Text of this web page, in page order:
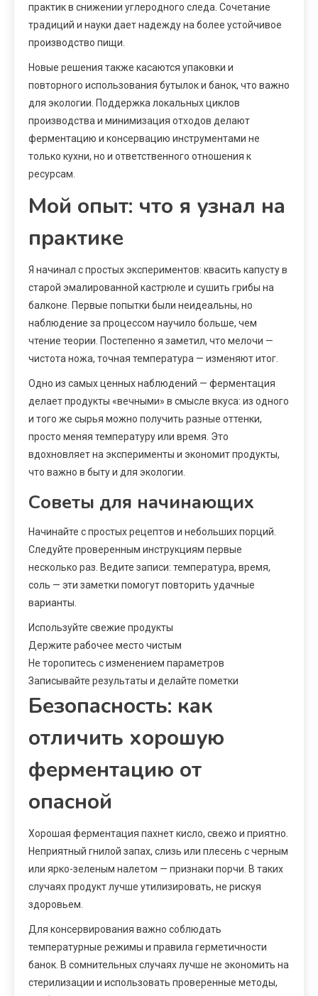
практик в снижении углеродного следа. Сочетание
традиций и науки дает надежду на более устойчивое
производство пищи.
Новые решения также касаются упаковки и
повторного использования бутылок и банок, что важно
для экологии. Поддержка локальных циклов
производства и минимизация отходов делают
ферментацию и консервацию инструментами не
только кухни, но и ответственного отношения к
ресурсам.
Мой опыт: что я узнал на
практике
Я начинал с простых экспериментов: квасить капусту в
старой эмалированной кастрюле и сушить грибы на
балконе. Первые попытки были неидеальны, но
наблюдение за процессом научило больше, чем
чтение теории. Постепенно я заметил, что мелочи —
чистота ножа, точная температура — изменяют итог.
Одно из самых ценных наблюдений — ферментация
делает продукты «вечными» в смысле вкуса: из одного
и того же сырья можно получить разные оттенки,
просто меняя температуру или время. Это
вдохновляет на эксперименты и экономит продукты,
что важно в быту и для экологии.
Советы для начинающих
Начинайте с простых рецептов и небольших порций.
Следуйте проверенным инструкциям первые
несколько раз. Ведите записи: температура, время,
соль — эти заметки помогут повторить удачные
варианты.
Используйте свежие продукты
Держите рабочее место чистым
Не торопитесь с изменением параметров
Записывайте результаты и делайте пометки
Безопасность: как
отличить хорошую
ферментацию от
опасной
Хорошая ферментация пахнет кисло, свежо и приятно.
Неприятный гнилой запах, слизь или плесень с черным
или ярко-зеленым налетом — признаки порчи. В таких
случаях продукт лучше утилизировать, не рискуя
здоровьем.
Для консервирования важно соблюдать
температурные режимы и правила герметичности
банок. В сомнительных случаях лучше не экономить на
стерилизации и использовать проверенные методы,